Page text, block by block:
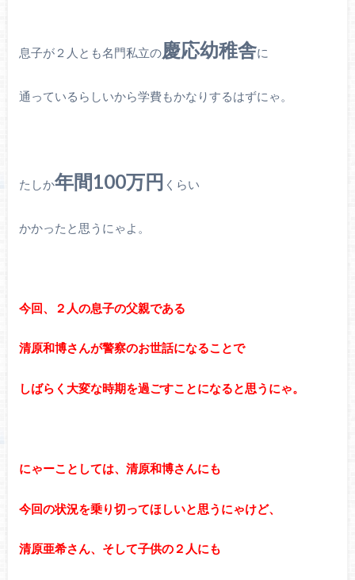
息子が２人とも名門私立の慶応幼稚舎に
通っているらしいから学費もかなりするはずにゃ。
たしか年間100万円 くらい
かかったと思うにゃよ。
今回、２人の息子の父親である
清原和博さんが警察のお世話になることで
しばらく大変な時期を過ごすことになると思うにゃ。
にゃーことしては、清原和博さんにも
今回の状況を乗り切ってほしいと思うにゃけど、
清原亜希さん、そして子供の２人にも